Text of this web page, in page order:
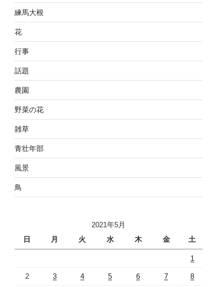
練馬大根
花
行事
話題
農園
野菜の花
雑草
青壮年部
風景
鳥
2021年5月
日
月 火 水 木 金 土
1
2 3 4 5 6 7 8